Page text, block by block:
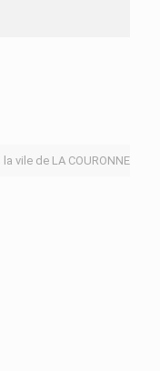
vile de LA COURONNE